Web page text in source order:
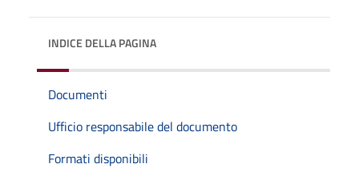
INDICE DELLA PAGINA
Documenti
Ufficio responsabile del documento
Formati disponibili